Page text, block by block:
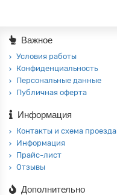
Важное
Условия работы
Конфиденциальность
Персональные данные
Публичная оферта
Информация
Контакты и схема проезда
Информация
Прайс-лист
Отзывы
Дополнительно